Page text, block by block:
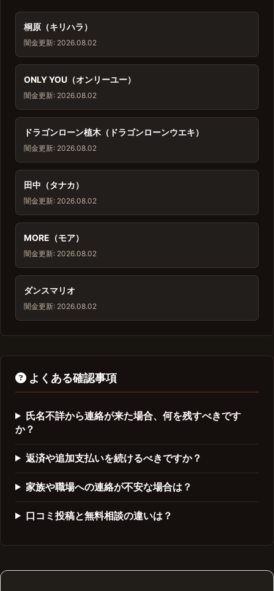
桐原（キリハラ）
闇金更新: 2026.08.02
ONLY YOU（オンリーユー）
闇金更新: 2026.08.02
ドラゴンローン植木（ドラゴンローンウエキ）
闇金更新: 2026.08.02
田中（タナカ）
闇金更新: 2026.08.02
MORE（モア）
闇金更新: 2026.08.02
ダンスマリオ
闇金更新: 2026.08.02
よくある確認事項
氏名不詳から連絡が来た場合、何を残すべきです
か？
返済や追加支払いを続けるべきですか？
家族や職場への連絡が不安な場合は？
口コミ投稿と無料相談の違いは？